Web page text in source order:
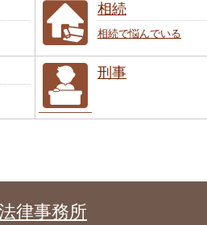
相続
相続で悩んでいる
刑事
律事務所